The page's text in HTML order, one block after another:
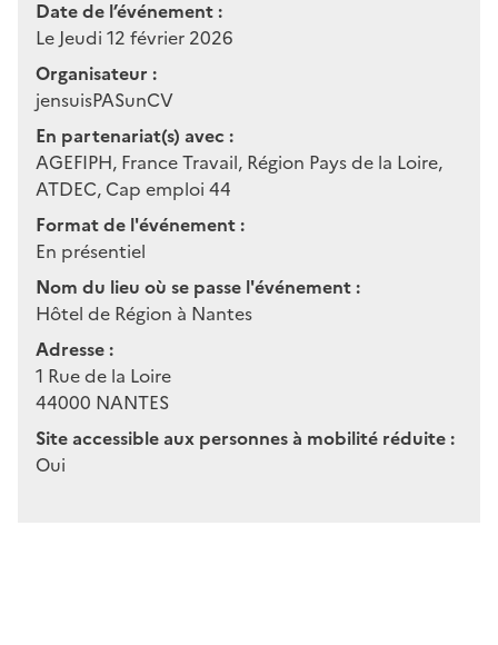
Date de l’événement :
Le Jeudi 12 février 2026
Organisateur :
jensuisPASunCV
En partenariat(s) avec :
AGEFIPH, France Travail, Région Pays de la Loire,
ATDEC, Cap emploi 44
Format de l'événement :
En présentiel
Nom du lieu où se passe l'événement :
Hôtel de Région à Nantes
Adresse :
1 Rue de la Loire
44000 NANTES
Site accessible aux personnes à mobilité réduite :
Oui